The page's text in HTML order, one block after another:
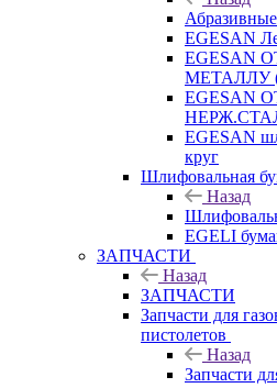
EGESAN
EGESAN
МЕТАЛЛУ
EGESAN
EGESAN
круг
Шлифовальная
Назад
EGELI
ЗАПЧАСТИ
Назад
ЗАПЧАСТИ
Запчасти для
пистолетов
Назад
Запчасти